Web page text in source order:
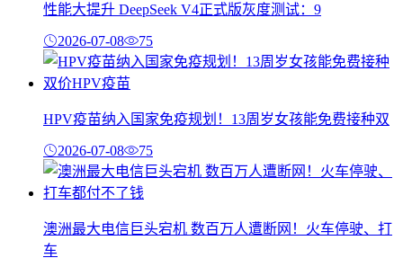
性能大提升 DeepSeek V4正式版灰度测试：9
2026-07-08 75
HPV疫苗纳入国家免疫规划！13周岁女孩能免费接种双
2026-07-08 75
澳洲最大电信巨头宕机 数百万人遭断网！火车停驶、打
车